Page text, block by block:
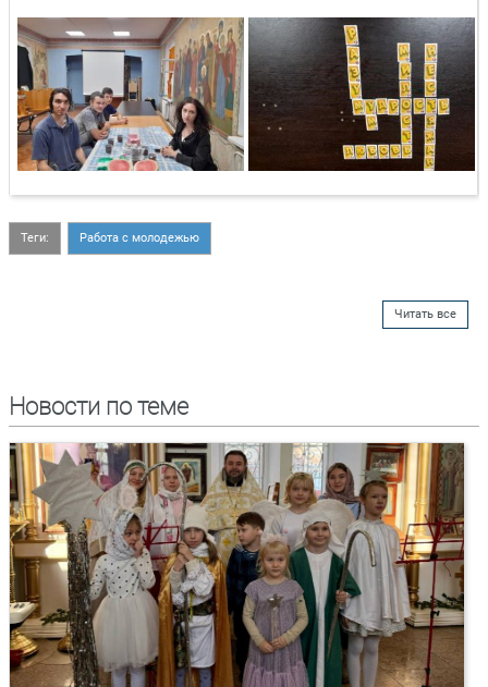
Теги: Работа с молодежью
Читать все
Новости по теме